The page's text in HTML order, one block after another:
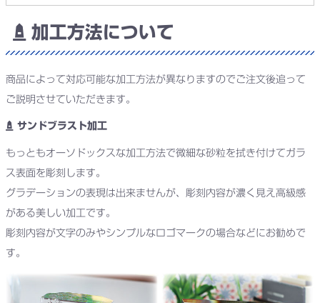
加工方法について
商品によって対応可能な加工方法が異なりますのでご注文後追って
ご説明させていただきます。
サンドブラスト加工
もっともオーソドックスな加工方法で微細な砂粒を拭き付けてガラ
ス表面を彫刻します。
グラデーションの表現は出来ませんが、彫刻内容が濃く見え高級感
がある美しい加工です。
彫刻内容が文字のみやシンプルなロゴマークの場合などにお勧めで
す。